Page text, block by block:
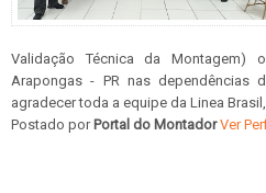
Validação Técnica da Montagem)
Arapongas - PR nas dependências
agradecer toda a equipe da Linea
Postado por Portal do Montador Ver